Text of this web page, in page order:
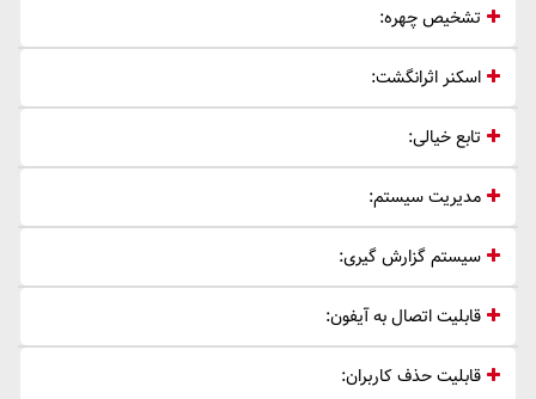
تشخیص چهره:
اسکنر اثرانگشت:
تابع خیالی:
مدیریت سیستم:
سیستم گزارش گیری:
قابلیت اتصال به آیفون:
قابلیت حذف کاربران: